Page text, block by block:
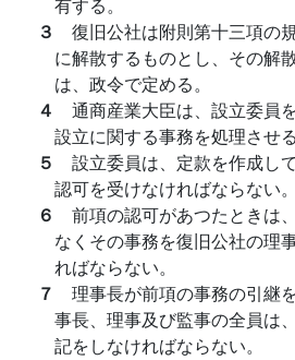
３ 復旧公社は附則第十三項の
に解散するものとし、その解
は、政令で定める。
４ 通商産業大臣は、設立委員
設立に関する事務を処理させる
５ 設立委員は、定款を作成し
認可を受けなければならない。
６ 前項の認可があつたときは
なくその事務を復旧公社の理
ればならない。
７ 理事長が前項の事務の引継
事長、理事及び監事の全員は
記をしなければならない。